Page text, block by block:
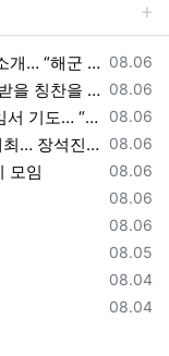
등록일
08.06
일에 기도와 협력을”
등록일
08.06
생각하라”
등록일
08.06
영광 나타나게 하소서”
등록일
08.06
을 칭찬은?” 설교
등록일
08.06
모임
등록일
08.06
등록일
08.06
등록일
08.05
등록일
08.04
등록일
08.04